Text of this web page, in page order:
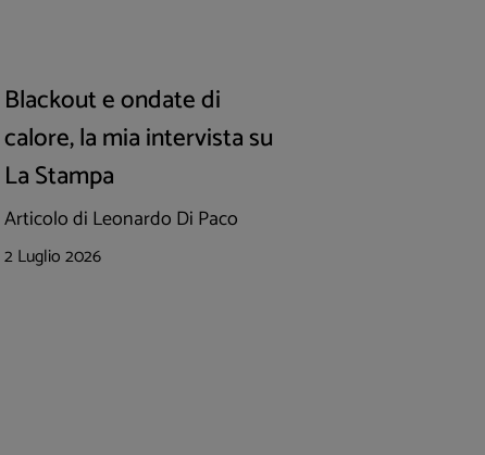
Blackout e ondate di
calore, la mia intervista su
La Stampa
Articolo di Leonardo Di Paco
2 Luglio 2026